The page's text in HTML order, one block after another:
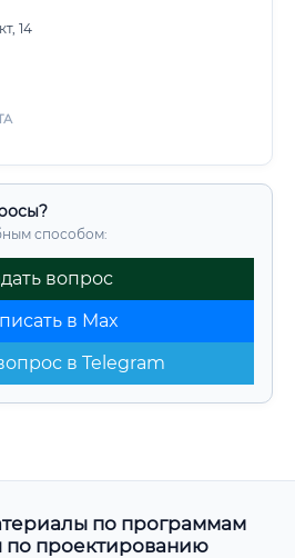
14
способом:
вопрос
в Max
в Telegram
по программам
по проектированию